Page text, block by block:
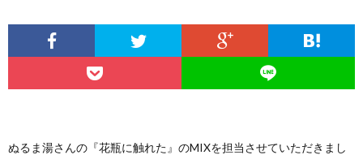
ぬるま湯さんの『花瓶に触れた』のMIXを担当させていただきまし